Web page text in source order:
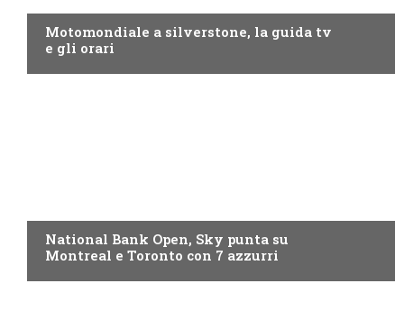
Motomondiale a silverstone, la guida tv
e gli orari
National Bank Open, Sky punta su
Montreal e Toronto con 7 azzurri